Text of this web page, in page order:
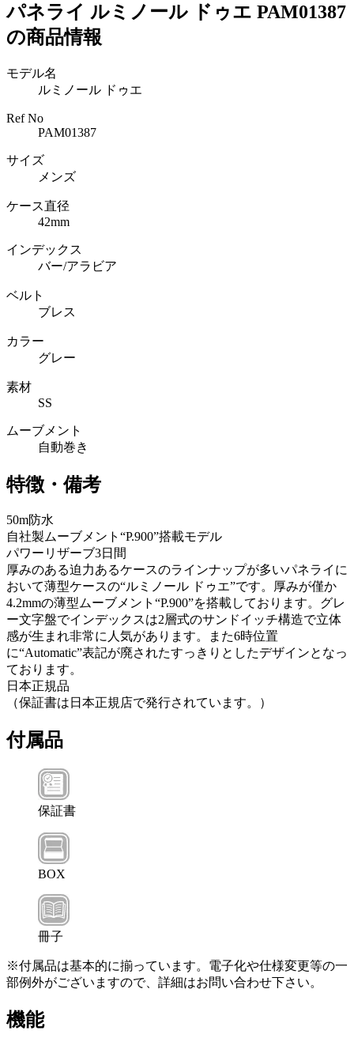
パネライ ルミノール ドゥエ PAM01387
の商品情報
モデル名
ルミノール ドゥエ
Ref No
PAM01387
サイズ
メンズ
ケース直径
42mm
インデックス
バー/アラビア
ベルト
ブレス
カラー
グレー
素材
SS
ムーブメント
自動巻き
特徴・備考
50m防水
自社製ムーブメント“P.900”搭載モデル
パワーリザーブ3日間
厚みのある迫力あるケースのラインナップが多いパネライに
おいて薄型ケースの“ルミノール ドゥエ”です。厚みが僅か
4.2mmの薄型ムーブメント“P.900”を搭載しております。グレ
ー文字盤でインデックスは2層式のサンドイッチ構造で立体
感が生まれ非常に人気があります。また6時位置
に“Automatic”表記が廃されたすっきりとしたデザインとなっ
ております。
日本正規品
（保証書は日本正規店で発行されています。）
付属品
保証書
BOX
冊子
※付属品は基本的に揃っています。電子化や仕様変更等の一
部例外がございますので、詳細はお問い合わせ下さい。
機能